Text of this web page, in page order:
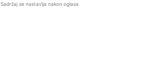
Sadržaj se nastavlja nakon oglasa